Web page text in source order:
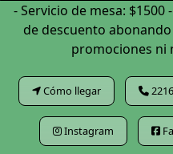
- Servicio de mesa: $1500
de descuento
promociones ni
Cómo llegar
Instagram